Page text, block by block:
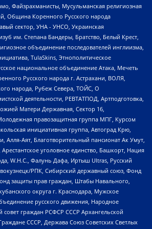
Файзрахманисты, Мусульманская религиозная
Община Коренного Русского народа
сектор, УНА - УНСО, Украинская
им. Степана Бандеры, Братство, Белый Крест,
объединение последователей инглиизма,
TulaSkins, Этнополитическое
национальное объединение Атака, Мечеть
Русского народа г. Астрахани, ВОЛЯ,
народа, Рубеж Севера, ТОЙС, О
деятельности, РЕВТАТПОД, Артподготовка,
Матери Державная, Сектор 16,
правозащитная группа МПГ, Курсом
инициативная группа, Автоград Крю,
Алля-Аят, Благотворительный пансионат Ак Умут,
Арестантское уголовное единство, Башкорт, Нация
W.H.С., Фалунь Дафа, Иртыш Ultras, Русский
РПК, Сибирский державный союз, Фонд
защиты прав граждан, Штабы Навального,
округа г. Краснодара, Мужское
русского движения, Народное
совет граждан РСФСР СССР Архангельской
СССР, Держава Союз Советских Светлых